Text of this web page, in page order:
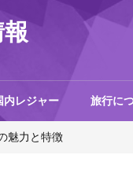
内レジャー 旅行に
魅力と特徴